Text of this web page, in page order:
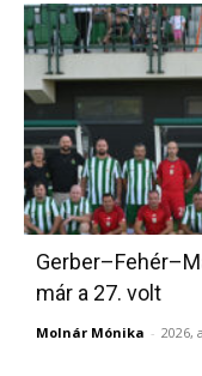
már a 27. volt
Molnár Mónika - 2026,